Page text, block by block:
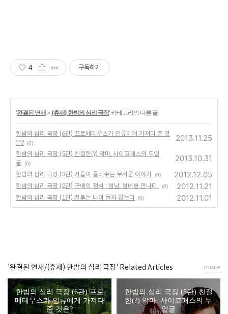
4 구독하기
'완결된 연재 > (휴재) 한밤의 심리 극장' 카테고리의 다른 글
한밤의 심리 극장 (6관) 프로메테우스가 인류에게 가져다 준 것
은? (0)
2013.11.25
한밤의 심리 극장 (5관) 친절한(?) 악마, 사이코패스의 두얼
굴 (0)
2013.10.31
한밤의 심리 극장 (3관) 거울이 들려주는 무서운 이야기 (0) 2012.12.05
한밤의 심리 극장 (2관) 구애의 정석 : 썸남, 썸녀를 만나다. (0) 2012.11.21
한밤의 심리 극장 (1관) 질투는 나이 들지 않는다 (0) 2012.11.01
'완결된 연재/(휴재) 한밤의 심리 극장' Related Articles
한밤의 심리 극장 (6관) 프로
메테우스가 인류에게 가져다
준 것은?
한밤의 심리 극장 (5관) 친절
한(?) 악마, 사이코패스의 두
얼굴
more